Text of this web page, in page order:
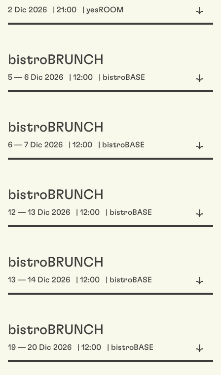
2 Dic 2026 | 21:00 | yesROOM
bistroBRUNCH
5 — 6 Dic 2026 | 12:00 | bistroBASE
bistroBRUNCH
6 — 7 Dic 2026 | 12:00 | bistroBASE
bistroBRUNCH
12 — 13 Dic 2026 | 12:00 | bistroBASE
bistroBRUNCH
13 — 14 Dic 2026 | 12:00 | bistroBASE
bistroBRUNCH
19 — 20 Dic 2026 | 12:00 | bistroBASE